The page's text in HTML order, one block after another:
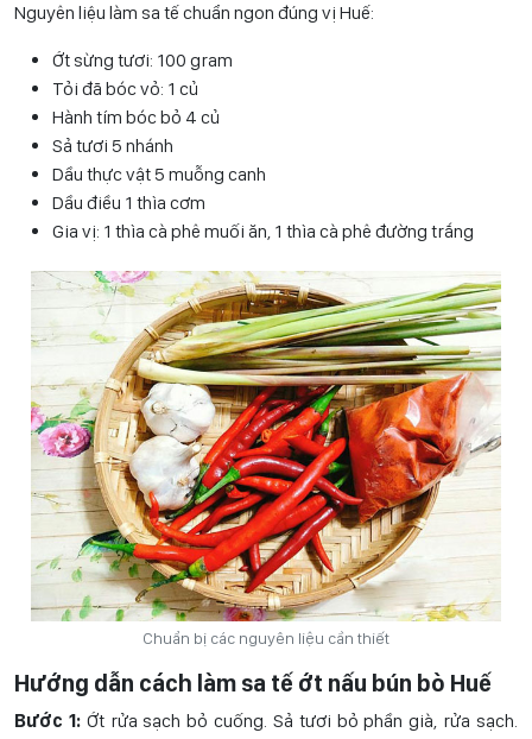
Nguyên liệu làm sa tế chuẩn ngon đúng vị Huế:
Ớt sừng tươi: 100 gram
Tỏi đã bóc vỏ: 1 củ
Hành tím bóc bỏ 4 củ
Sả tươi 5 nhánh
Dầu thực vật 5 muỗng canh
Dầu điều 1 thìa cơm
Gia vị: 1 thìa cà phê muối ăn, 1 thìa cà phê đường trắng
Chuẩn bị các nguyên liệu cần thiết
Hướng dẫn cách làm sa tế ớt nấu bún bò Huế
Bước 1:Ớt rửa sạch bỏ cuống. Sả tươi bỏ phần già, rửa sạch.